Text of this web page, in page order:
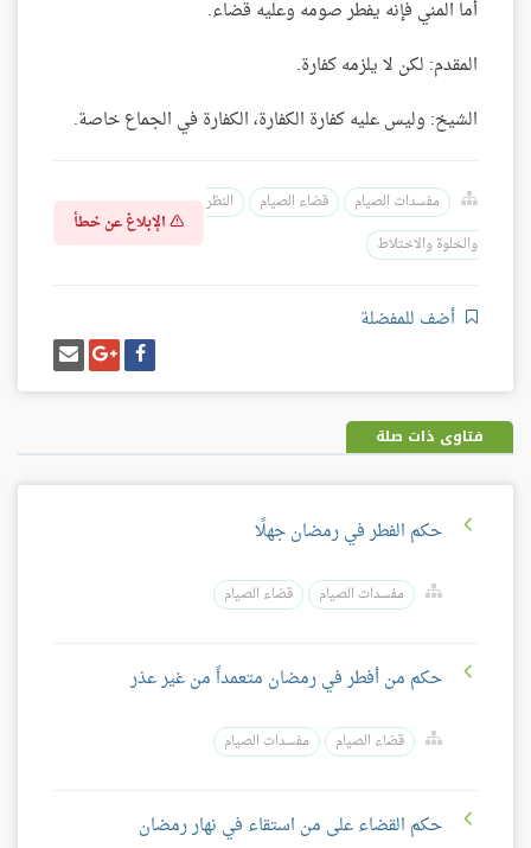
أما المني فإنه يفطر صومه وعليه قضاء.
المقدم: لكن لا يلزمه كفارة.
الشيخ: وليس عليه كفارة الكفارة، الكفارة في الجماع خاصة.
مفسدات الصيام قضاء الصيام
النظر
والخلوة والاختلاط
الإبلاغ عن خطأ
أضف للمفضلة
شارك
على
فيسبوك
شارك
على
غوغل
بلس
إرسل
إيميل
فتاوى ذات صلة
حكم الفطر في رمضان جهلًا
مفسدات الصيام قضاء الصيام
حكم من أفطر في رمضان متعمداً من غير عذر
قضاء الصيام مفسدات الصيام
حكم القضاء على من استقاء في نهار رمضان